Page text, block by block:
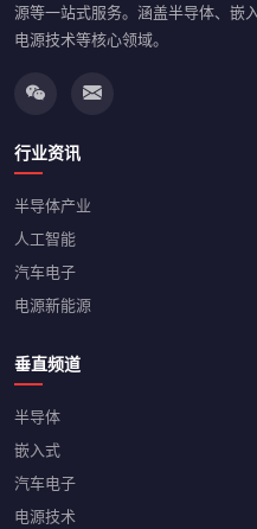
源等一站式服务。涵盖半导体、嵌
电源技术等核心领域。
行业资讯
半导体产业
人工智能
汽车电子
电源新能源
垂直频道
半导体
嵌入式
汽车电子
电源技术